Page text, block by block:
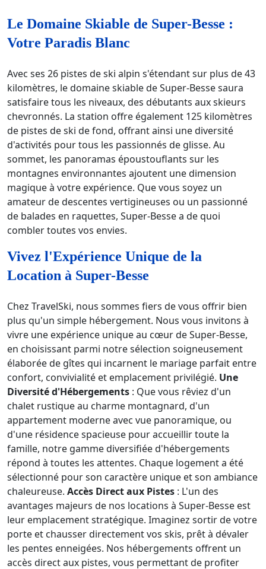
Le Domaine Skiable de Super-Besse :
Votre Paradis Blanc
Avec ses 26 pistes de ski alpin s'étendant sur plus de 43
kilomètres, le domaine skiable de Super-Besse saura
satisfaire tous les niveaux, des débutants aux skieurs
chevronnés. La station offre également 125 kilomètres
de pistes de ski de fond, offrant ainsi une diversité
d'activités pour tous les passionnés de glisse. Au
sommet, les panoramas époustouflants sur les
montagnes environnantes ajoutent une dimension
magique à votre expérience. Que vous soyez un
amateur de descentes vertigineuses ou un passionné
de balades en raquettes, Super-Besse a de quoi
combler toutes vos envies.
Vivez l'Expérience Unique de la
Location à Super-Besse
Chez TravelSki, nous sommes fiers de vous offrir bien
plus qu'un simple hébergement. Nous vous invitons à
vivre une expérience unique au cœur de Super-Besse,
en choisissant parmi notre sélection soigneusement
élaborée de gîtes qui incarnent le mariage parfait entre
confort, convivialité et emplacement privilégié. Une
Diversité d'Hébergements : Que vous rêviez d'un
chalet rustique au charme montagnard, d'un
appartement moderne avec vue panoramique, ou
d'une résidence spacieuse pour accueillir toute la
famille, notre gamme diversifiée d'hébergements
répond à toutes les attentes. Chaque logement a été
sélectionné pour son caractère unique et son ambiance
chaleureuse. Accès Direct aux Pistes : L'un des
avantages majeurs de nos locations à Super-Besse est
leur emplacement stratégique. Imaginez sortir de votre
porte et chausser directement vos skis, prêt à dévaler
les pentes enneigées. Nos hébergements offrent un
accès direct aux pistes, vous permettant de profiter